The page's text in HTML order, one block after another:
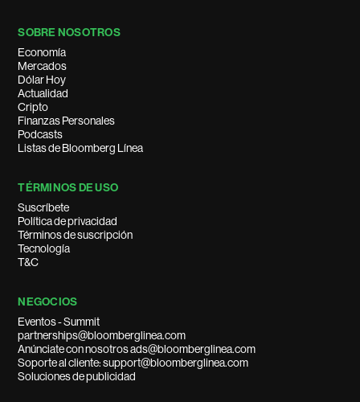
SOBRE NOSOTROS
Economía
Mercados
Dólar Hoy
Actualidad
Cripto
Finanzas Personales
Podcasts
Listas de Bloomberg Línea
TÉRMINOS DE USO
Suscríbete
Política de privacidad
Términos de suscripción
Tecnología
T&C
NEGOCIOS
Eventos - Summit
partnerships@bloomberglinea.com
Anúnciate con nosotros ads@bloomberglinea.com
Soporte al cliente: support@bloomberglinea.com
Soluciones de publicidad